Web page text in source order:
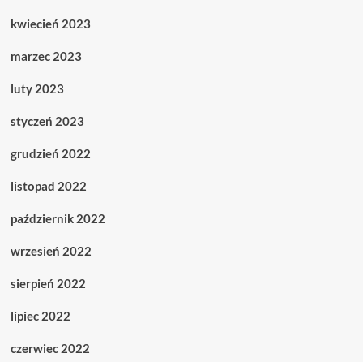
kwiecień 2023
marzec 2023
luty 2023
styczeń 2023
grudzień 2022
listopad 2022
październik 2022
wrzesień 2022
sierpień 2022
lipiec 2022
czerwiec 2022